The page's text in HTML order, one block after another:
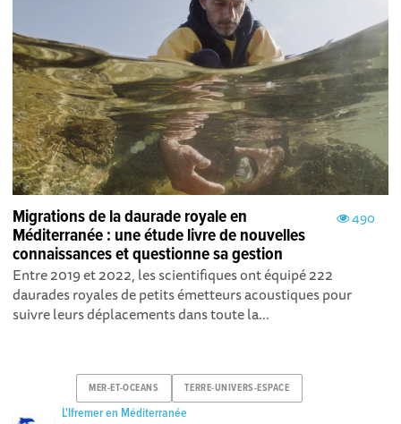
490
Migrations de la daurade royale en
Méditerranée : une étude livre de nouvelles
connaissances et questionne sa gestion
Entre 2019 et 2022, les scientifiques ont équipé 222
daurades royales de petits émetteurs acoustiques pour
suivre leurs déplacements dans toute la...
MER-ET-OCEANS TERRE-UNIVERS-ESPACE
L'Ifremer en Méditerranée